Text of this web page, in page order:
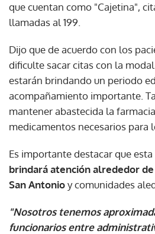
que cuentan como "Cajetina",
llamadas al 199.
Dijo que de acuerdo con los
dificulte sacar citas con la
estarán brindando un periodo
acompañamiento importante.
mantener abastecida la
medicamentos necesarios para
Es importante destacar que esta
brindará atención alrededor
San Antonioy comunidades
"Nosotros tenemos
funcionarios entre